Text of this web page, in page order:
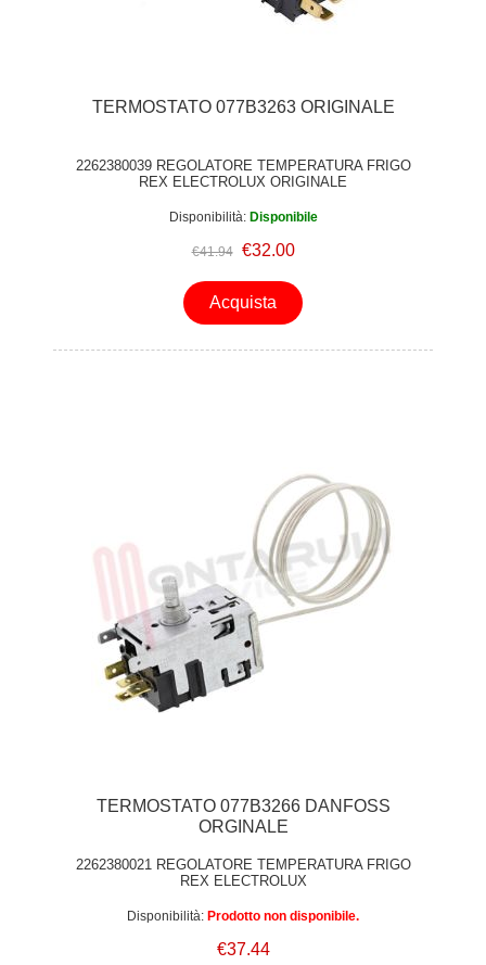
TERMOSTATO 077B3263 ORIGINALE
2262380039 REGOLATORE TEMPERATURA FRIGO
REX ELECTROLUX ORIGINALE
Disponibilità: Disponibile
€41.94 €32.00
Acquista
TERMOSTATO 077B3266 DANFOSS
ORGINALE
2262380021 REGOLATORE TEMPERATURA FRIGO
REX ELECTROLUX
Disponibilità: Prodotto non disponibile.
€37.44